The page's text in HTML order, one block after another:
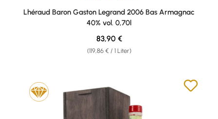
Durchschnittliche Bewertung von 5 von 5 Sternen
Lhéraud Baron Gaston Legrand 2006 Bas Armagnac
40% vol. 0,70l
(119,86 € / 1 Liter)
Regulärer Preis:
83,90 €